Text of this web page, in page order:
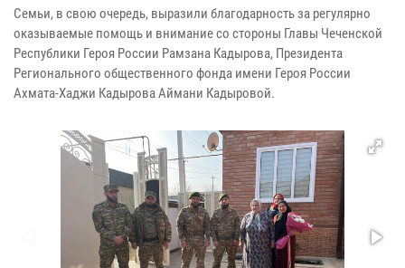
Семьи, в свою очередь, выразили благодарность за регулярно
оказываемые помощь и внимание со стороны Главы Чеченской
Республики Героя России Рамзана Кадырова, Президента
Регионального общественного фонда имени Героя России
Ахмата-Хаджи Кадырова Аймани Кадыровой.